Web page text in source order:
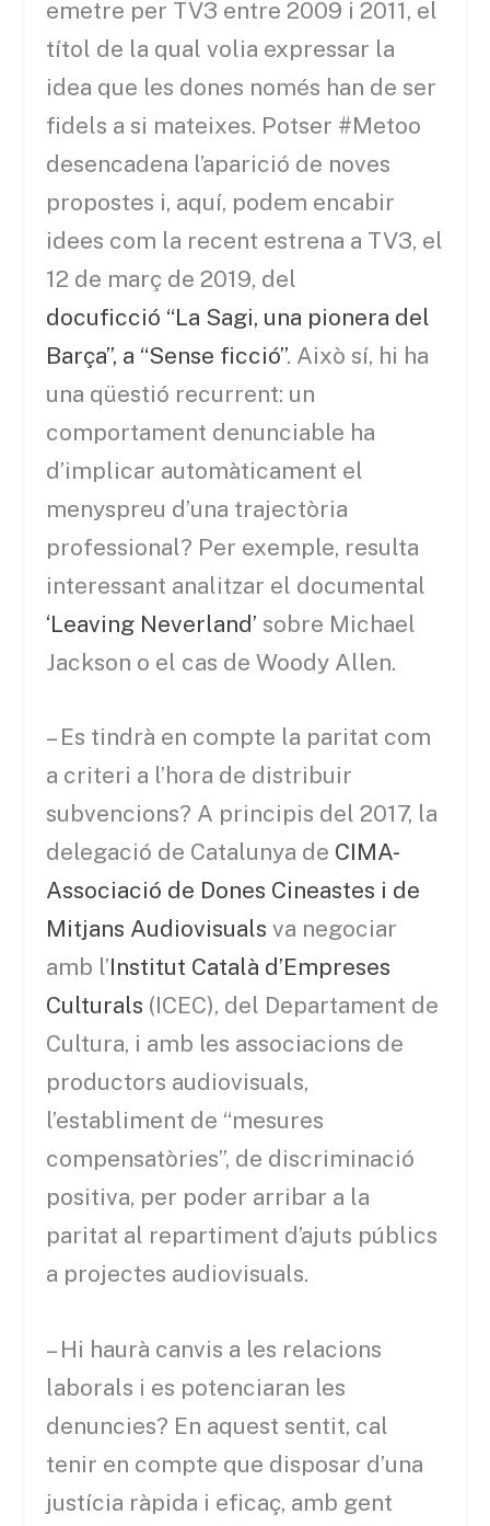
emetre per TV3 entre 2009 i 2011, el
títol de la qual volia expressar la
idea que les dones només han de ser
fidels a si mateixes. Potser #Metoo
desencadena l’aparició de noves
propostes i, aquí, podem encabir
idees com la recent estrena a TV3, el
12 de març de 2019, del
docuficció “La Sagi, una pionera del
Barça”, a “Sense ficció”. Això sí, hi ha
una qüestió recurrent: un
comportament denunciable ha
d’implicar automàticament el
menyspreu d’una trajectòria
professional? Per exemple, resulta
interessant analitzar el documental
‘Leaving Neverland’ sobre Michael
Jackson o el cas de Woody Allen.
– Es tindrà en compte la paritat com
a criteri a l’hora de distribuir
subvencions? A principis del 2017, la
delegació de Catalunya de CIMA-
Associació de Dones Cineastes i de
Mitjans Audiovisuals va negociar
amb l’Institut Català d’Empreses
Culturals (ICEC), del Departament de
Cultura, i amb les associacions de
productors audiovisuals,
l’establiment de “mesures
compensatòries”, de discriminació
positiva, per poder arribar a la
paritat al repartiment d’ajuts públics
a projectes audiovisuals.
– Hi haurà canvis a les relacions
laborals i es potenciaran les
denuncies? En aquest sentit, cal
tenir en compte que disposar d’una
justícia ràpida i eficaç, amb gent